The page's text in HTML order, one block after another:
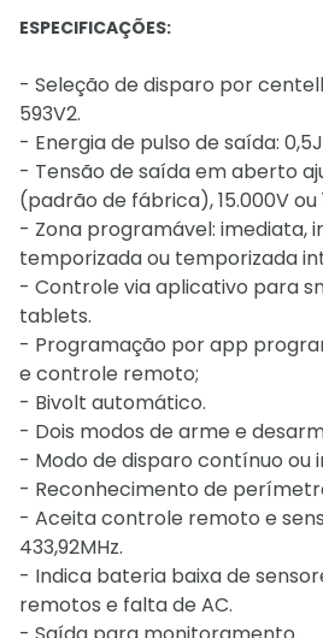
ESPECIFICAÇÕES:
- Seleção de disparo por
593V2.
- Energia de pulso de saída:
- Tensão de saída em aberto
(padrão de fábrica), 15.000V ou
- Zona programável: imediata,
temporizada ou temporizada
- Controle via aplicativo para
tablets.
- Programação por app
e controle remoto;
- Bivolt automático.
- Dois modos de arme e
- Modo de disparo contínuo ou
- Reconhecimento de
- Aceita controle remoto e
433,92MHz.
- Indica bateria baixa de
remotos e falta de AC.